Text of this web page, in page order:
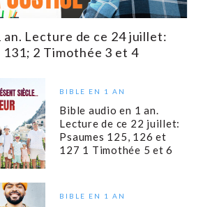
an. Lecture de ce 24 juillet:
131; 2 Timothée 3 et 4
BIBLE EN 1 AN
Bible audio en 1 an.
Lecture de ce 22 juillet:
Psaumes 125, 126 et
127 1 Timothée 5 et 6
BIBLE EN 1 AN